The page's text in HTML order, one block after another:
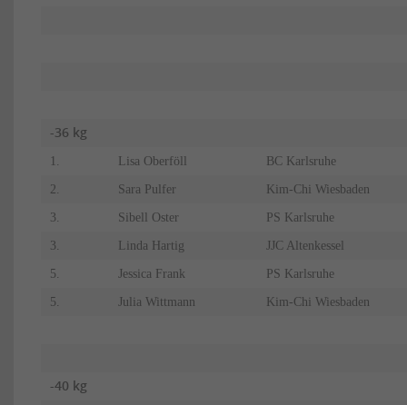
-36 kg
1. Lisa Oberföll BC Karlsruhe
2. Sara Pulfer Kim-Chi Wiesbaden
3. Sibell Oster PS Karlsruhe
3. Linda Hartig JJC Altenkessel
5. Jessica Frank PS Karlsruhe
5. Julia Wittmann Kim-Chi Wiesbaden
-40 kg